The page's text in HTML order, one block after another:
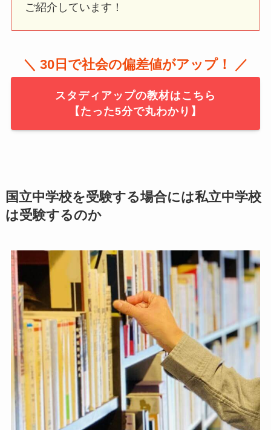
ご紹介しています！
＼ 30日で社会の偏差値がアップ！ ／
スタディアップの教材はこちら
【たった5分で丸わかり】
国立中学校を受験する場合には私立中学校
は受験するのか